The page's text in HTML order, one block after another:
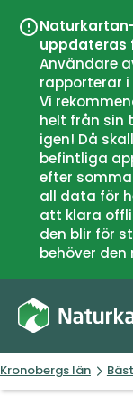
uppdateras
Användare
rapporterar
Vi
helt från sin
igen! Då
befintliga
efter
all data för
att klara
den blir för
behöver
Kronobergs län